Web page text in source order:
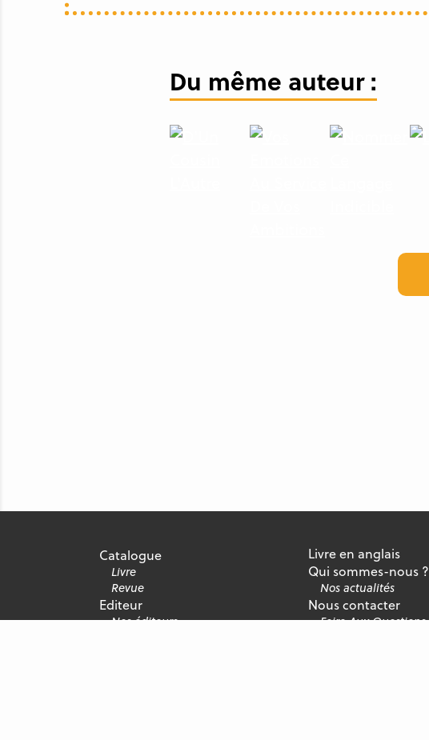
Du même auteur :
Catalogue
Livre
Revue
Editeur
Nos éditeurs
Livre en anglais
Qui sommes-nous ?
Nos actualités
Nous contacter
Foire Aux Questions